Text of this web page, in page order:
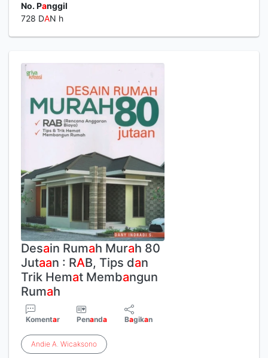
No. Panggil
728 DAN h
Desain Rumah Murah 80
Jutaan : RAB, Tips dan
Trik Hemat Membangun
Rumah
Komentar Penanda Bagikan
Andie A. Wicaksono